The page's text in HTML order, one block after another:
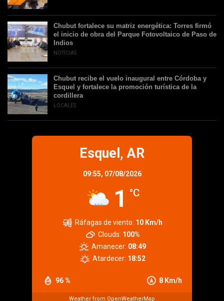
Chubut fortalece su matriz energética: Torres firmó
el inicio de obra del Parque Fotovoltaico de Paso de
Indios
NOTICIAS
Chubut recibe el vuelo inaugural entre Córdoba y
Esquel y fortalece la promoción turística de la
cordillera
LOCALES
Esquel, AR
09:55, 07/08/2026
1 °C
96 % 8 Km/h
Ráfagas de viento: 10 Km/h
Clouds: 100%
Amanecer: 08:49
Atardecer: 18:52
Weather from OpenWeatherMap